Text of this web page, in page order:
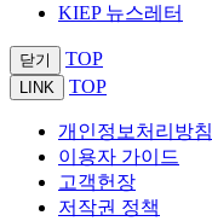
KIEP 뉴스레터
닫기 TOP
LINK TOP
개인정보처리방침
이용자 가이드
고객헌장
저작권 정책